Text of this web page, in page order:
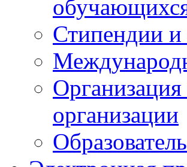
Стипендии
Организация
организации